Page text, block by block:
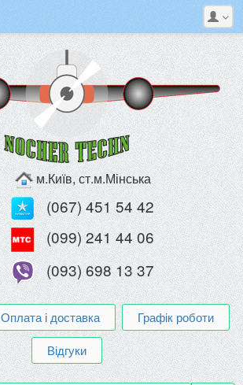
м.Київ, ст.м.Мінська
(067) 451 54 42
(099) 241 44 06
(093) 698 13 37
Оплата і доставка
Графік роботи
Відгуки